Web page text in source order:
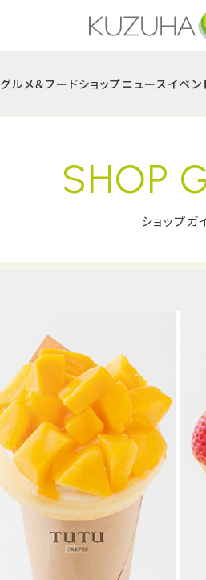
グルメ＆フードショップニュース イベン
SHOP
ショップガ